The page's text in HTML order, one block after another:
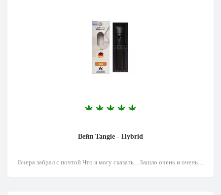
Вейп Tangie - Hybrid
Вчера забрал с почтой Что я могу сказать... Зашло очень и очень....